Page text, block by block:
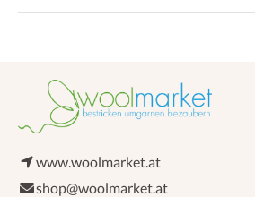
www.woolmarket.at
shop@woolmarket.at